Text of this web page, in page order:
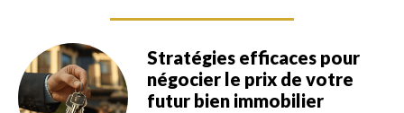
Stratégies efficaces pour
négocier le prix de votre
futur bien immobilier